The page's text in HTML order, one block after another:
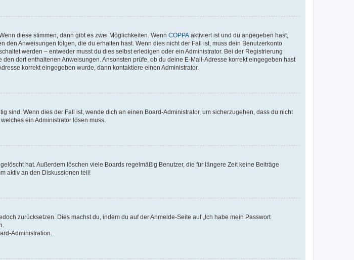
diese stimmen, dann gibt es zwei Möglichkeiten. Wenn COPPA aktiviert ist und du angegeben hast,
Anweisungen folgen, die du erhalten hast. Wenn dies nicht der Fall ist, muss dein Benutzerkonto
werden – entweder musst du dies selbst erledigen oder ein Administrator. Bei der Registrierung
dort enthaltenen Anweisungen. Ansonsten prüfe, ob du deine E-Mail-Adresse korrekt eingegeben hast
korrekt eingegeben wurde, dann kontaktiere einen Administrator.
sind. Wenn dies der Fall ist, wende dich an einen Board-Administrator, um sicherzugehen, dass du nicht
ein Administrator lösen muss.
hat. Außerdem löschen viele Boards regelmäßig Benutzer, die für längere Zeit keine Beiträge
aktiv an den Diskussionen teil!
zurücksetzen. Dies machst du, indem du auf der Anmelde-Seite auf „Ich habe mein Passwort
Administration.